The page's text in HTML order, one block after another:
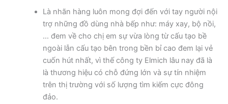
Là nhãn hàng luôn mong đợi đến với tay người nội
trợ những đồ dùng nhà bếp như: máy xay, bộ nồi,
… đem về cho chị em sự vừa lòng từ cấu tạo bề
ngoài lẫn cấu tạo bên trong bền bỉ cao đem lại vẻ
cuốn hút nhất, vì thế công ty Elmich lâu nay đã là
là thương hiệu có chỗ đứng lớn và sự tín nhiệm
trên thị trường với số lượng tìm kiếm cực đông
đảo.